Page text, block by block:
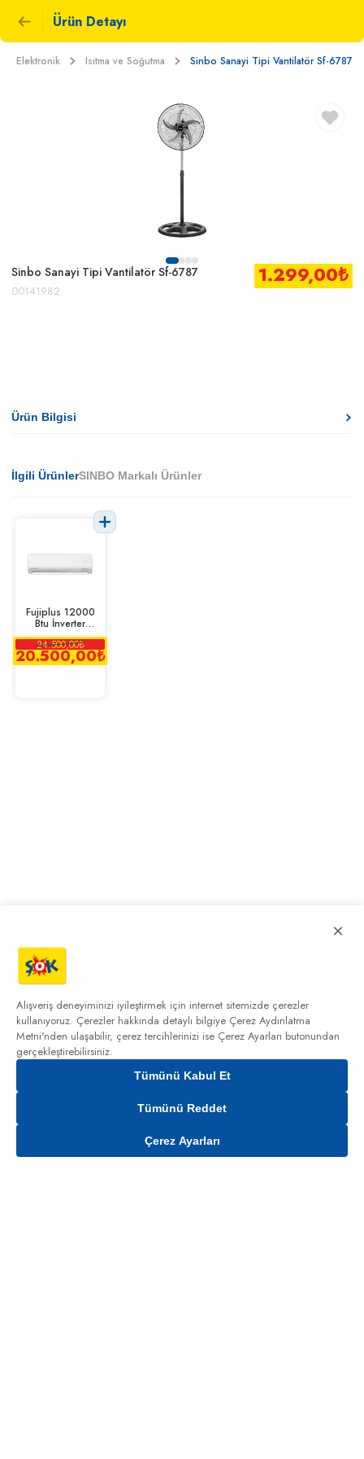
Ürün Detayı
Elektronik Isıtma ve Soğutma Sinbo Sanayi Tipi Vantilatör Sf-6787
Sinbo Sanayi Tipi Vantilatör Sf-6787
00141982
1.299,00₺
Gelince Haber Ver
Ürün Bilgisi
İlgili ÜrünlerSINBO Markalı Ürünler
Fujiplus 12000
Btu İnverter
Duvar Tipi Klima
24.500,00₺
20.500,00₺
×
Alışveriş deneyiminizi iyileştirmek için internet sitemizde çerezler
kullanıyoruz. Çerezler hakkında detaylı bilgiye Çerez Aydınlatma
Metni'nden ulaşabilir, çerez tercihlerinizi ise Çerez Ayarları butonundan
gerçekleştirebilirsiniz.
Tümünü Kabul Et
Tümünü Reddet
Çerez Ayarları